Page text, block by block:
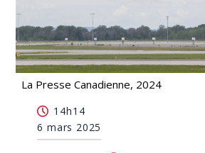
La Presse Canadienne, 2024
multiplient les cas de rougeole
14h14
6 mars 2025